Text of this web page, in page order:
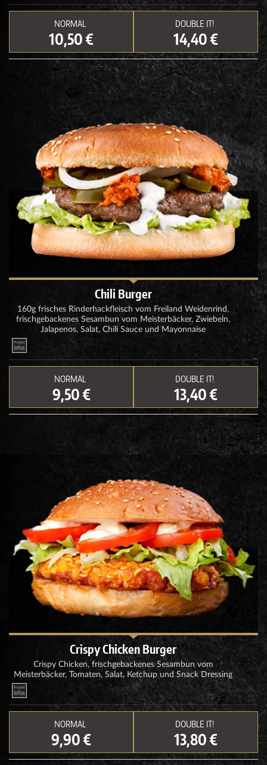
NORMAL
10,50 €
DOUBLE IT!
14,40 €
Chili Burger
160g frisches Rinderhackfleisch vom Freiland Weidenrind,
frischgebackenes Sesambun vom Meisterbäcker, Zwiebeln,
Jalapenos, Salat, Chili Sauce und Mayonnaise
NORMAL
9,50 €
DOUBLE IT!
13,40 €
Crispy Chicken Burger
Crispy Chicken, frischgebackenes Sesambun vom
Meisterbäcker, Tomaten, Salat, Ketchup und Snack Dressing
NORMAL
9,90 €
DOUBLE IT!
13,80 €